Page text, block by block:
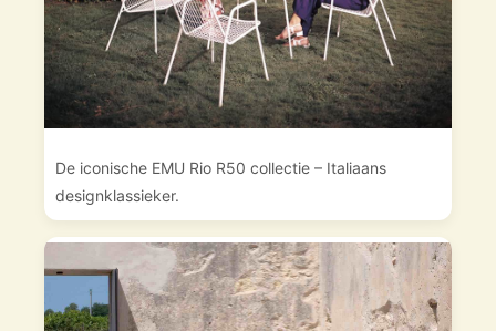
De iconische EMU Rio R50 collectie – Italiaans
designklassieker.